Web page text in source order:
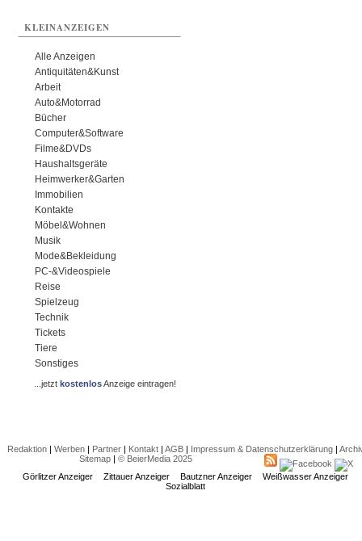
KLEINANZEIGEN
Alle Anzeigen
Antiquitäten&Kunst
Arbeit
Auto&Motorrad
Bücher
Computer&Software
Filme&DVDs
Haushaltsgeräte
Heimwerker&Garten
Immobilien
Kontakte
Möbel&Wohnen
Musik
Mode&Bekleidung
PC-&Videospiele
Reise
Spielzeug
Technik
Tickets
Tiere
Sonstiges
...jetztkostenlosAnzeige eintragen!
Redaktion| Werben| Partner| Kontakt| AGB| Impressum & Datenschutzerklärung|
Sitemap| © BeierMedia 2025
Görlitzer Anzeiger
Zittauer Anzeiger Bautzner Anzeiger
Weißwasser Anzeiger
Sozialblatt